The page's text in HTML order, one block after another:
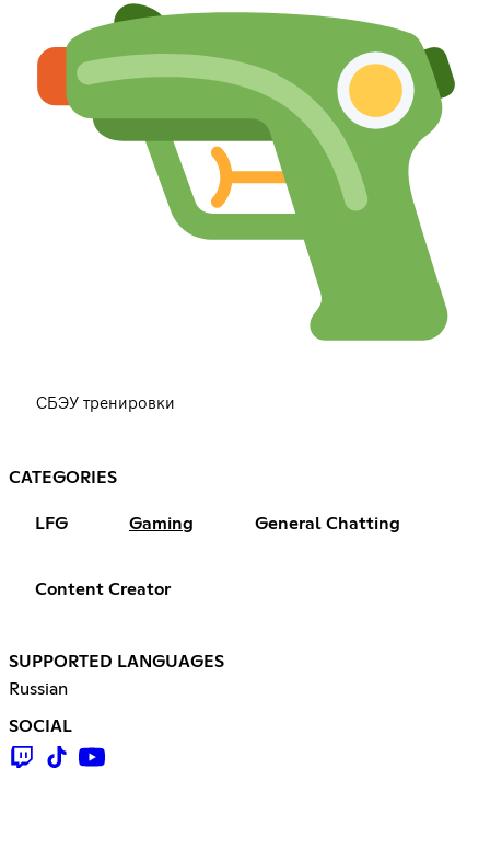
СБЭУ тренировки
CATEGORIES
LFG Gaming General Chatting
Content Creator
SUPPORTED LANGUAGES
Russian
SOCIAL